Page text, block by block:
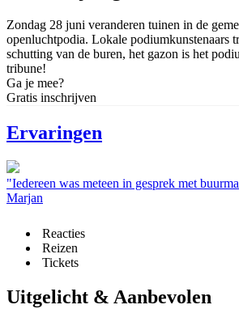
Zondag 28 juni veranderen tuinen in de
openluchtpodia. Lokale podiumkunstenaars
schutting van de buren, het gazon is het
tribune!
Ga je mee?
Gratis inschrijven
Ervaringen
"Iedereen was meteen in gesprek met
Marjan
Reacties
Reizen
Tickets
Uitgelicht & Aanbevolen